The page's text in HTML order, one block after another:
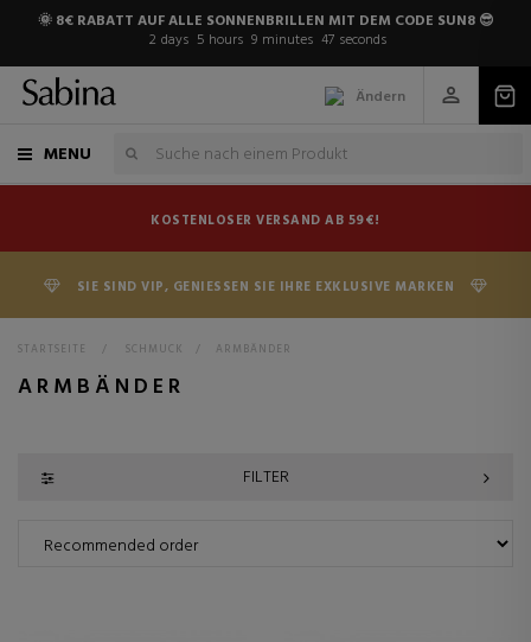
🌞 8€ RABATT AUF ALLE SONNENBRILLEN MIT DEM CODE SUN8 😎
2 days 5 hours 9 minutes 46 seconds
Ändern
MENU
KOSTENLOSER VERSAND AB 59€!
SIE SIND VIP, GENIESSEN SIE IHRE EXKLUSIVE MARKEN
STARTSEITE > SCHMUCK > ARMBÄNDER
ARMBÄNDER
FILTER